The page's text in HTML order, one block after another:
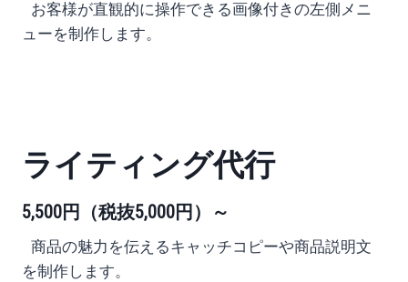
お客様が直観的に操作できる画像付きの左側メニ
ューを制作します。
ライティング代行
5,500円 （税抜5,000円） ～
商品の魅力を伝えるキャッチコピーや商品説明文
を制作します。